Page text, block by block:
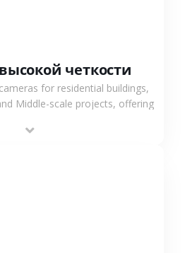
четкости
for residential buildings,
Middle-scale projects, offering
support.